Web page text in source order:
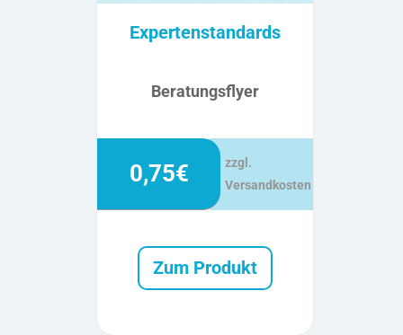
Expertenstandards
Beratungsflyer
0,75€
zzgl.
Versandkosten
Zum Produkt